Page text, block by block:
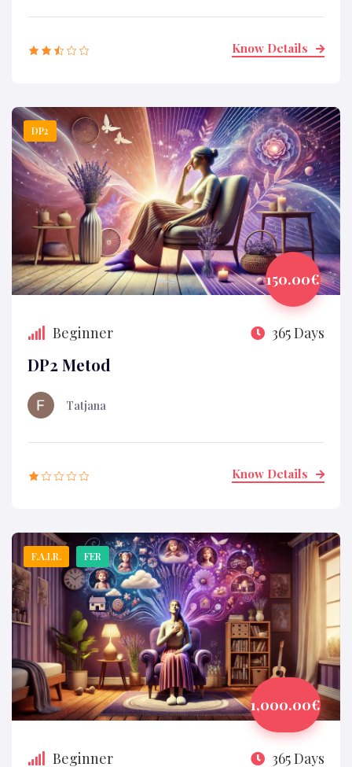
Know Details
150.00€
DP2
Beginner 365 Days
DP2 Metod
Tatjana
Know Details
1,000.00€
F.A.I.R. FER
Beginner 365 Days